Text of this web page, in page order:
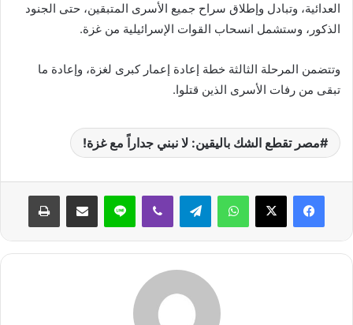
العدائية، وتبادل وإطلاق سراح جميع الأسرى المتبقين، حتى الجنود
الذكور، وستشمل انسحاب القوات الإسرائيلية من غزة.
وتتضمن المرحلة الثالثة خطة إعادة إعمار كبرى لغزة، وإعادة ما
تبقى من رفات الأسرى الذين قتلوا.
مصر تقطع الشك باليقين: لا نبني جداراً مع غزة!
واتساب تيلقرام ڤايبر لاين مشاركة عبر البريد طباعة